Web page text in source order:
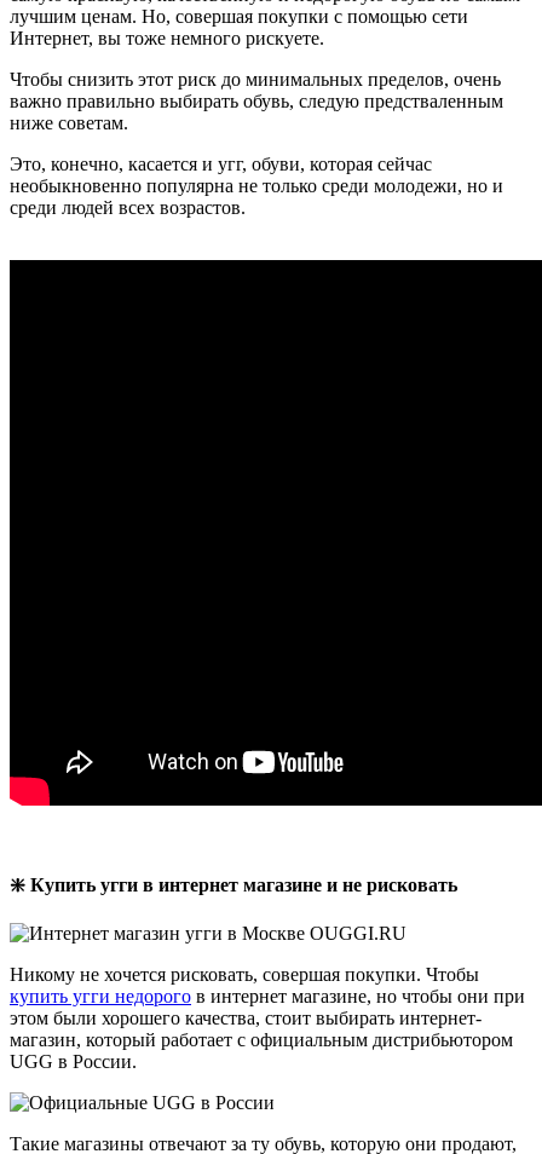
лучшим ценам. Но, совершая покупки с помощью сети
Интернет, вы тоже немного рискуете.
Чтобы снизить этот риск до минимальных пределов, очень
важно правильно выбирать обувь, следую предстваленным
ниже советам.
Это, конечно, касается и угг, обуви, которая сейчас
необыкновенно популярна не только среди молодежи, но и
среди людей всех возрастов.
❇️ Купить угги в интернет магазине и не рисковать
Никому не хочется рисковать, совершая покупки. Чтобы
купить угги недорого в интернет магазине, но чтобы они при
этом были хорошего качества, стоит выбирать интернет-
магазин, который работает с официальным дистрибьютором
UGG в России.
Такие магазины отвечают за ту обувь, которую они продают,